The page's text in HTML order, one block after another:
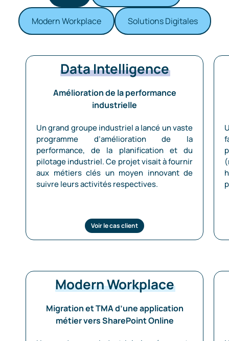
Modern Workplace Solutions Digitales
Data Intelligence
Amélioration de la performance
industrielle
Un grand groupe industriel a lancé un vaste
programme d’amélioration de la
performance, de la planification et du
pilotage industriel. Ce projet visait à fournir
aux métiers clés un moyen innovant de
suivre leurs activités respectives.
Voir le cas client
Modern Workplace
Migration et TMA d’une application
métier vers SharePoint Online